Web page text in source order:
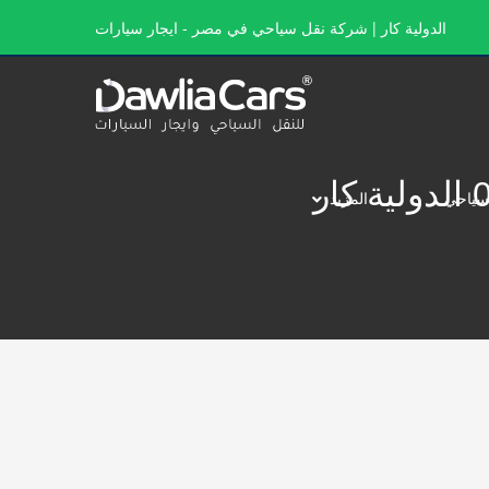
الدولية كار | شركة نقل سياحي في مصر - ايجار سيارات
المزيد